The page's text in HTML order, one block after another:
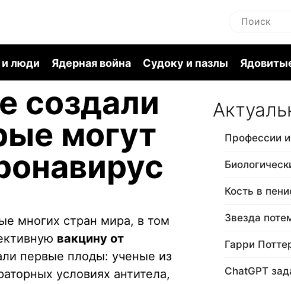
люди Ядерная война Судоку и пазлы
создали
могут
многих стран мира, в том
вакцину от
первые плоды: ученые из
условиях антитела,
Профессии
Кость в
Звезда
Гарри
ChatGPT